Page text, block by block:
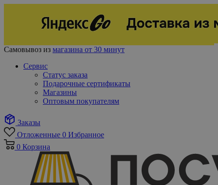
Самовывоз из магазина от 30 минут
Сервис
Статус заказа
Подарочные сертификаты
Магазины
Оптовым покупателям
Заказы
Отложенные 0 Избранное
0 Корзина